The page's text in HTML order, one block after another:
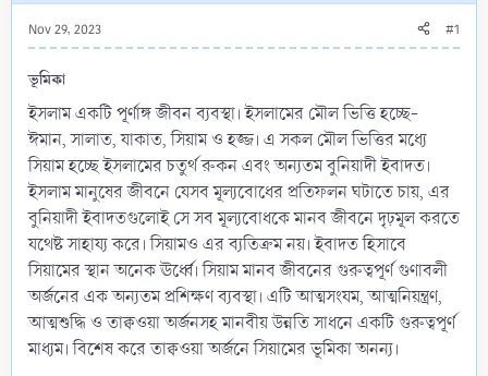
Nov 29, 2023 #1
ভূমিকা
ইসলাম একটি পূর্ণাঙ্গ জীবন ব্যবস্থা। ইসলামের মৌল ভিত্তি হচ্ছে-
ঈমান, সালাত, যাকাত, সিয়াম ও হজ্জ। এ সকল মৌল ভিত্তির মধ্যে
সিয়াম হচ্ছে ইসলামের চতুর্থ রুকন এবং অন্যতম বুনিয়াদী ইবাদত।
ইসলাম মানুষের জীবনে যেসব মূল্যবোধের প্রতিফলন ঘটাতে চায়, এর
বুনিয়াদী ইবাদতগুলোই সে সব মূল্যবোধকে মানব জীবনে দৃঢ়মূল করতে
যথেষ্ট সাহায্য করে। সিয়ামও এর ব্যতিক্রম নয়। ইবাদত হিসাবে
সিয়ামের স্থান অনেক ঊর্ধ্বে। সিয়াম মানব জীবনের গুরুত্বপূর্ণ গুণাবলী
অর্জনের এক অন্যতম প্রশিক্ষণ ব্যবস্থা। এটি আত্মসংযম, আত্মনিয়ন্ত্রণ,
আত্মশুদ্ধি ও তাক্বওয়া অর্জনসহ মানবীয় উন্নতি সাধনে একটি গুরুত্বপূর্ণ
মাধ্যম। বিশেষ করে তাক্বওয়া অর্জনে সিয়ামের ভূমিকা অনন্য।